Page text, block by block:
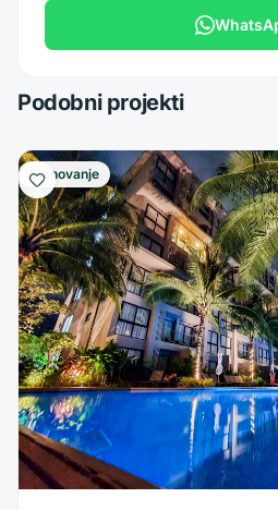
Podobni projekti
Stanovanje